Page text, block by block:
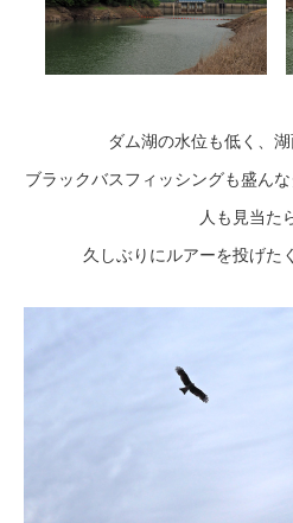
ダム湖の水位も低く、湖
ブラックバスフィッシングも盛ん
人も見当た
久しぶりにルアーを投げた